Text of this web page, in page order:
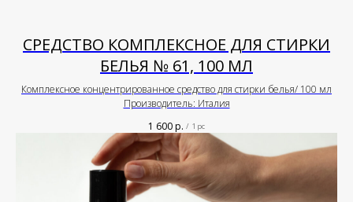
СРЕДСТВО КОМПЛЕКСНОЕ ДЛЯ СТИРКИ
БЕЛЬЯ № 61, 100 МЛ
Комплексное концентрированное средство для стирки белья/ 100 мл
Производитель: Италия
1 600р. / 1 pc